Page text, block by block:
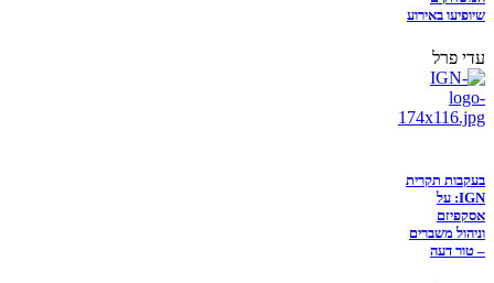
שיופיעו באירוע
עדי פרל
בעקבות תקרית
IGN: על
אסקפיזם
וניהול משברים
– טור דעה